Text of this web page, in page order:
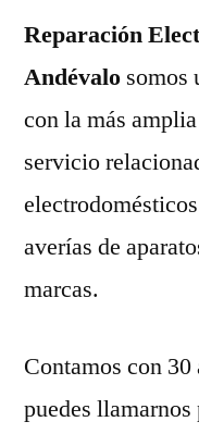
Reparación
Andévalo somos
con la más
servicio
averías de
marcas.
Contamos con
puedes